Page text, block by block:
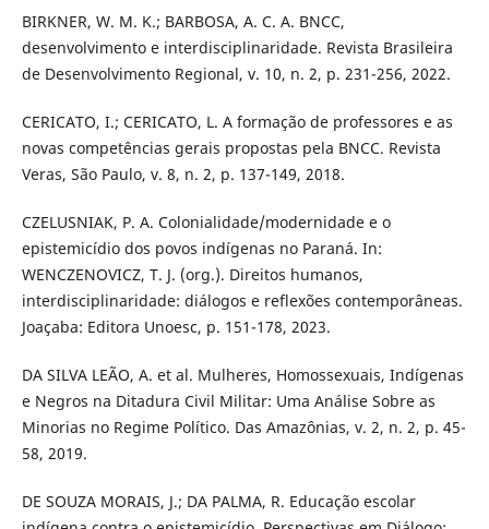
BIRKNER, W. M. K.; BARBOSA, A. C. A. BNCC,
desenvolvimento e interdisciplinaridade. Revista Brasileira
de Desenvolvimento Regional, v. 10, n. 2, p. 231-256, 2022.
CERICATO, I.; CERICATO, L. A formação de professores e as
novas competências gerais propostas pela BNCC. Revista
Veras, São Paulo, v. 8, n. 2, p. 137-149, 2018.
CZELUSNIAK, P. A. Colonialidade/modernidade e o
epistemicídio dos povos indígenas no Paraná. In:
WENCZENOVICZ, T. J. (org.). Direitos humanos,
interdisciplinaridade: diálogos e reflexões contemporâneas.
Joaçaba: Editora Unoesc, p. 151-178, 2023.
DA SILVA LEÃO, A. et al. Mulheres, Homossexuais, Indígenas
e Negros na Ditadura Civil Militar: Uma Análise Sobre as
Minorias no Regime Político. Das Amazônias, v. 2, n. 2, p. 45-
58, 2019.
DE SOUZA MORAIS, J.; DA PALMA, R. Educação escolar